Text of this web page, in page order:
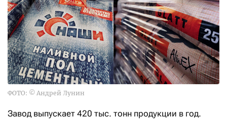
ФОТО: © Андрей Лунин
Завод выпускает 420 тыс. тонн продукции в год.